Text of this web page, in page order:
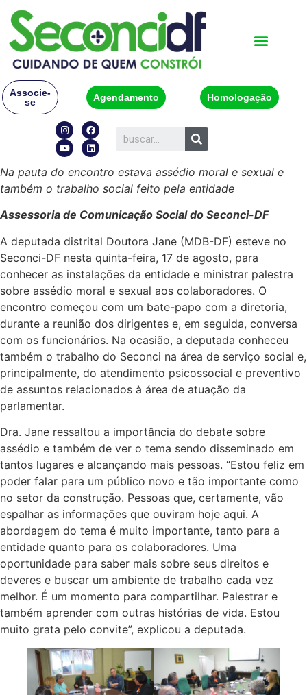
Associe-
se
Agendamento Homologação
Na pauta do encontro estava assédio moral e sexual e
também o trabalho social feito pela entidade
Assessoria de Comunicação Social do Seconci-DF
A deputada distrital Doutora Jane (MDB-DF) esteve no
Seconci-DF nesta quinta-feira, 17 de agosto, para
conhecer as instalações da entidade e ministrar palestra
sobre assédio moral e sexual aos colaboradores. O
encontro começou com um bate-papo com a diretoria,
durante a reunião dos dirigentes e, em seguida, conversa
com os funcionários. Na ocasião, a deputada conheceu
também o trabalho do Seconci na área de serviço social e,
principalmente, do atendimento psicossocial e preventivo
de assuntos relacionados à área de atuação da
parlamentar.
Dra. Jane ressaltou a importância do debate sobre
assédio e também de ver o tema sendo disseminado em
tantos lugares e alcançando mais pessoas. “Estou feliz em
poder falar para um público novo e tão importante como
no setor da construção. Pessoas que, certamente, vão
espalhar as informações que ouviram hoje aqui. A
abordagem do tema é muito importante, tanto para a
entidade quanto para os colaboradores. Uma
oportunidade para saber mais sobre seus direitos e
deveres e buscar um ambiente de trabalho cada vez
melhor. É um momento para compartilhar. Palestrar e
também aprender com outras histórias de vida. Estou
muito grata pelo convite”, explicou a deputada.